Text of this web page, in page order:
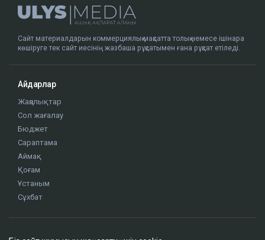
Сайт материалдарын коммерциялық мақсатта толық немесе ішінара
көшіруге тек сайт иесінің жазбаша рұқсатымен ғана рұқсат етіледі.
Айдарлар
Жаңалықтар
Сол жағалау
Бюджет
Сараптама
Аймақ
Қоғам
Ұстаным
Сұхбат